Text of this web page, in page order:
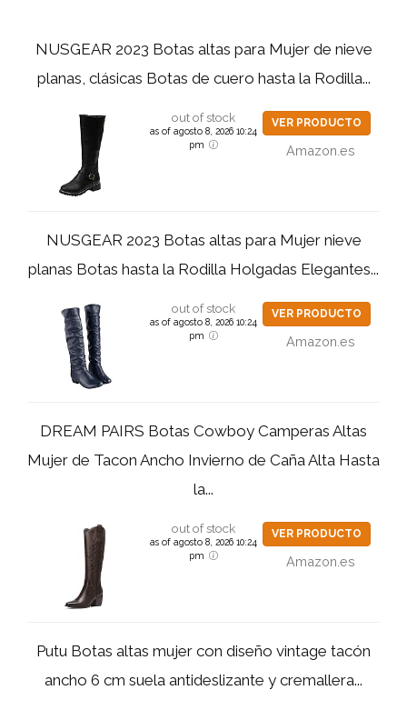
NUSGEAR 2023 Botas altas para Mujer de nieve
planas, clásicas Botas de cuero hasta la Rodilla...
out of stock
as of agosto 8, 2026 10:24
pm
VER PRODUCTO
Amazon.es
NUSGEAR 2023 Botas altas para Mujer nieve
planas Botas hasta la Rodilla Holgadas Elegantes...
out of stock
as of agosto 8, 2026 10:24
pm
VER PRODUCTO
Amazon.es
DREAM PAIRS Botas Cowboy Camperas Altas
Mujer de Tacon Ancho Invierno de Caña Alta Hasta
la...
out of stock
as of agosto 8, 2026 10:24
pm
VER PRODUCTO
Amazon.es
Putu Botas altas mujer con diseño vintage tacón
ancho 6 cm suela antideslizante y cremallera...